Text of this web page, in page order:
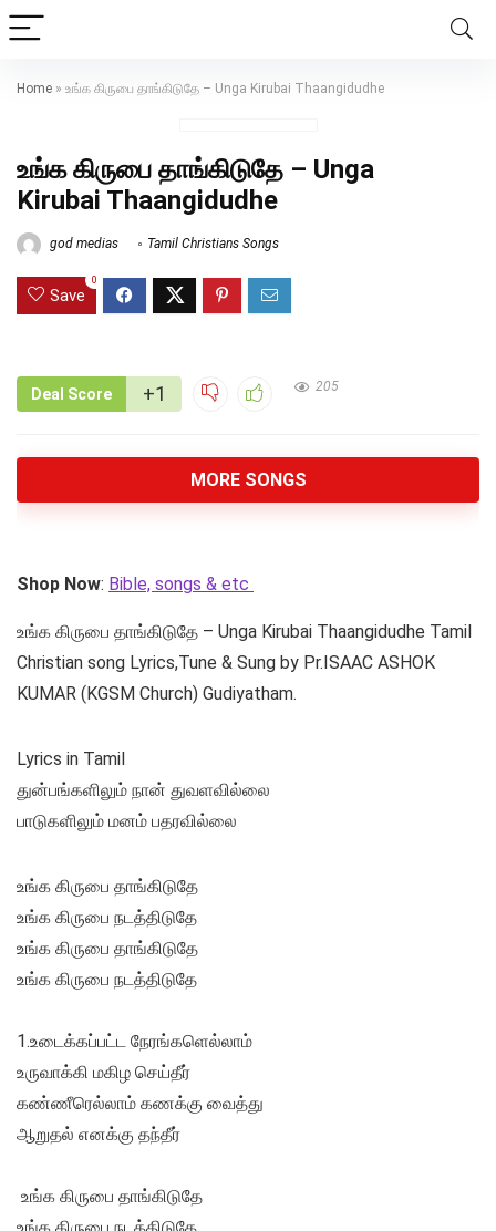
Home » உங்க கிருபை தாங்கிடுதே – Unga Kirubai Thaangidudhe
உங்க கிருபை தாங்கிடுதே – Unga
Kirubai Thaangidudhe
god medias Tamil Christians Songs
Save
0
Deal Score +1 205
MORE SONGS
Shop Now: Bible, songs & etc
உங்க கிருபை தாங்கிடுதே – Unga Kirubai Thaangidudhe Tamil
Christian song Lyrics,Tune & Sung by Pr.ISAAC ASHOK
KUMAR (KGSM Church) Gudiyatham.
Lyrics in Tamil
துன்பங்களிலும் நான் துவளவில்லை
பாடுகளிலும் மனம் பதரவில்லை
உங்க கிருபை தாங்கிடுதே
உங்க கிருபை நடத்திடுதே
உங்க கிருபை தாங்கிடுதே
உங்க கிருபை நடத்திடுதே
1.​உடைக்கப்பட்ட நேரங்களெல்லாம்
உருவாக்கி மகிழ செய்தீர்
கண்ணீரெல்லாம் கணக்கு வைத்து
ஆறுதல் எனக்கு தந்தீர்
​ உங்க கிருபை தாங்கிடுதே